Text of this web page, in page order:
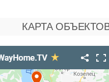
КАРТА